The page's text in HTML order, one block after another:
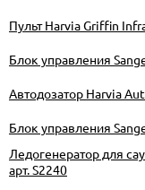
Пульт Harvia Griffin
Блок управления
Автодозатор Harvia
Блок управления
Ледогенератор для
арт. S2240